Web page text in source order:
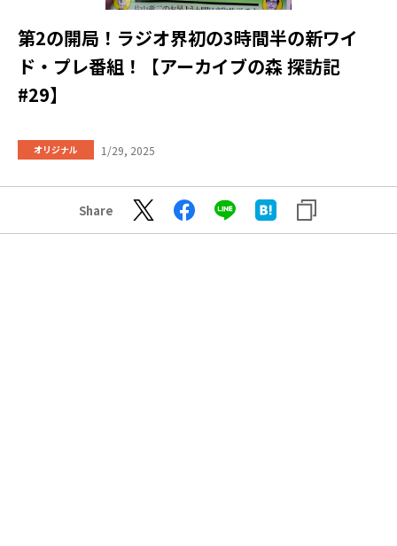
第2の開局！ラジオ界初の3時間半の新ワイ
ド・プレ番組！【アーカイブの森 探訪記
#29】
オリジナル 1/29, 2025
Share